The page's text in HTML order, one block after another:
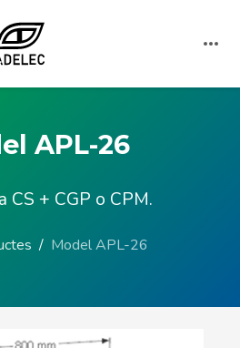
APL-26
CS + CGP o CPM.
Model APL-26